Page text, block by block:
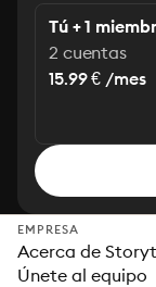
Tú + 1
2 cuentas
15.99 € /mes
EMPRESA
Acerca de
Únete al equipo